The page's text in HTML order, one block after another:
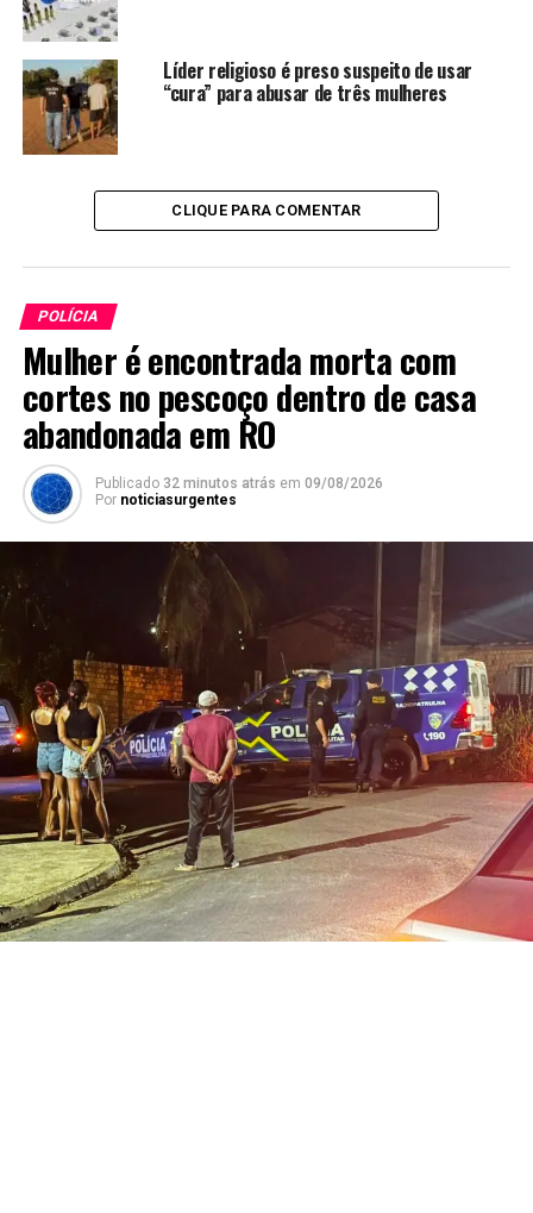
Líder religioso é preso suspeito de usar
“cura” para abusar de três mulheres
CLIQUE PARA COMENTAR
POLÍCIA
Mulher é encontrada morta com
cortes no pescoço dentro de casa
abandonada em RO
Publicado 32 minutos atrás em 09/08/2026
Por noticiasurgentes